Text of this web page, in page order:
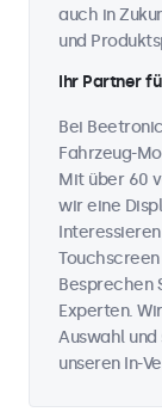
auch in
und
Ihr Partner
Bei
Fahrzeug-
Mit über 60
wir eine
Besprechen
Experten.
Auswahl
unseren In-